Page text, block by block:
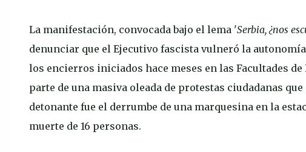
La manifestación, convocada bajo el lema 'Serbia, ¿nos
denunciar que el Ejecutivo fascista vulneró la
los encierros iniciados hace meses en las Facultades de
parte de una masiva oleada de protestas ciudadanas
detonante fue el derrumbe de una marquesina en la
muerte de 16 personas.